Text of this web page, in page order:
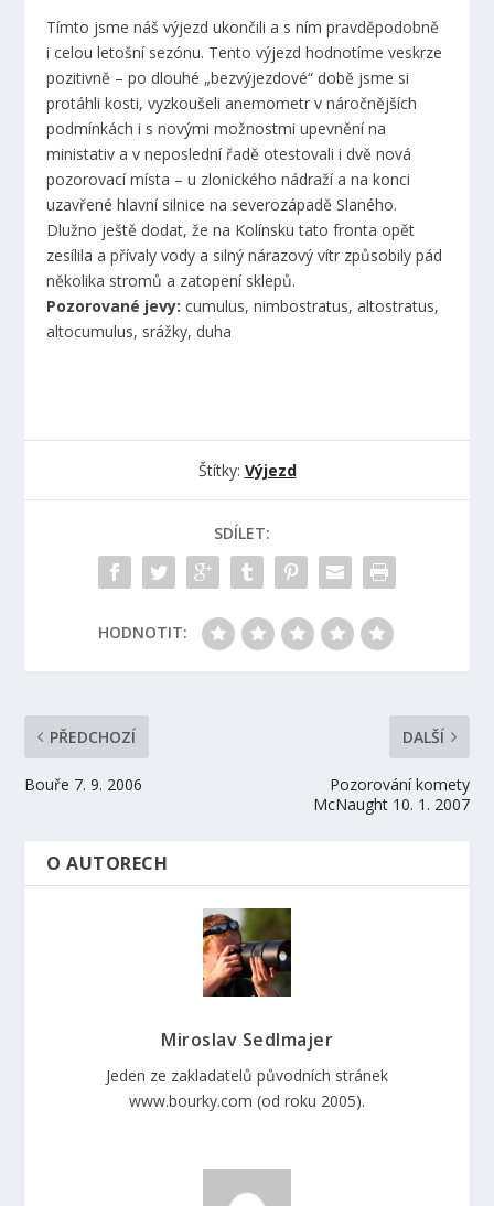
Tímto jsme náš výjezd ukončili a s ním pravděpodobně
i celou letošní sezónu. Tento výjezd hodnotíme veskrze
pozitivně – po dlouhé „bezvýjezdové“ době jsme si
protáhli kosti, vyzkoušeli anemometr v náročnějších
podmínkách i s novými možnostmi upevnění na
ministativ a v neposlední řadě otestovali i dvě nová
pozorovací místa – u zlonického nádraží a na konci
uzavřené hlavní silnice na severozápadě Slaného.
Dlužno ještě dodat, že na Kolínsku tato fronta opět
zesílila a přívaly vody a silný nárazový vítr způsobily pád
několika stromů a zatopení sklepů.
Pozorované jevy:cumulus, nimbostratus, altostratus,
altocumulus, srážky, duha
Štítky: Výjezd
SDÍLET:
HODNOTIT:
PŘEDCHOZÍ
Bouře 7. 9. 2006
DALŠÍ
Pozorování komety
McNaught 10. 1. 2007
O AUTORECH
Miroslav Sedlmajer
Jeden ze zakladatelů původních stránek
www.bourky.com (od roku 2005).